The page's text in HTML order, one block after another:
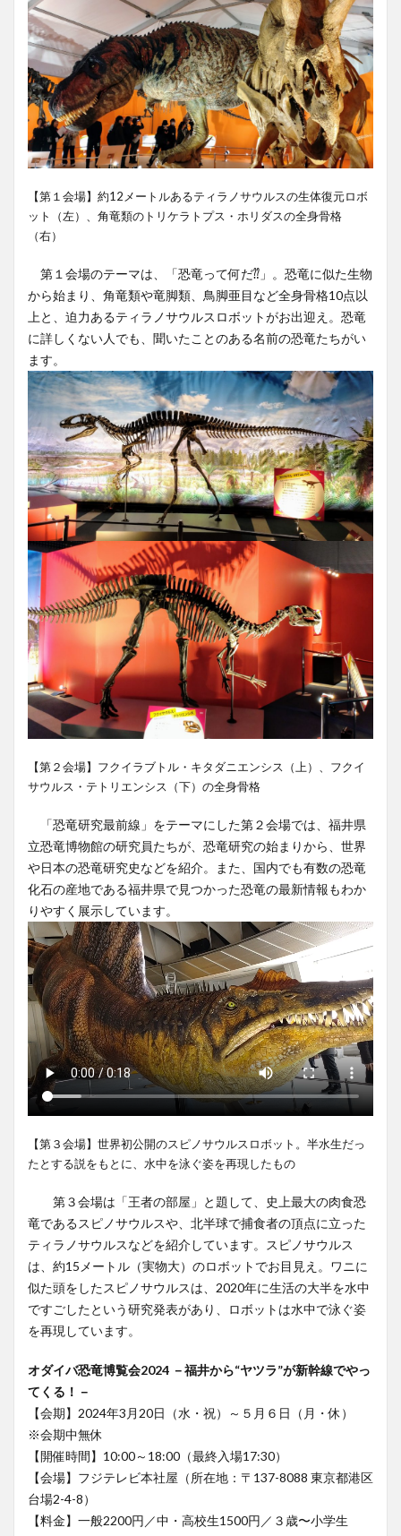
【第１会場】約12メートルあるティラノサウルスの生体復元ロボ
ット（左）、角竜類のトリケラトプス・ホリダスの全身骨格
（右）
第１会場のテーマは、「恐竜って何だ⁇」。恐竜に似た生物
から始まり、角竜類や竜脚類、鳥脚亜目など全身骨格10点以
上と、迫力あるティラノサウルスロボットがお出迎え。恐竜
に詳しくない人でも、聞いたことのある名前の恐竜たちがい
ます。
【第２会場】フクイラブトル・キタダニエンシス（上）、フクイ
サウルス・テトリエンシス（下）の全身骨格
「恐竜研究最前線」をテーマにした第２会場では、福井県
立恐竜博物館の研究員たちが、恐竜研究の始まりから、世界
や日本の恐竜研究史などを紹介。また、国内でも有数の恐竜
化石の産地である福井県で見つかった恐竜の最新情報もわか
りやすく展示しています。
【第３会場】世界初公開のスピノサウルスロボット。半水生だっ
たとする説をもとに、水中を泳ぐ姿を再現したもの
第３会場は「王者の部屋」と題して、史上最大の肉食恐
竜であるスピノサウルスや、北半球で捕食者の頂点に立った
ティラノサウルスなどを紹介しています。スピノサウルス
は、約15メートル（実物大）のロボットでお目見え。ワニに
似た頭をしたスピノサウルスは、2020年に生活の大半を水中
ですごしたという研究発表があり、ロボットは水中で泳ぐ姿
を再現しています。
オダイバ恐竜博覧会2024 －福井から“ヤツラ”が新幹線でやっ
てくる！－
【会期】2024年3月20日（水・祝）～５月６日（月・休）
※会期中無休
【開催時間】10:00～18:00（最終入場17:30）
【会場】フジテレビ本社屋（所在地：〒137-8088 東京都港区
台場2-4-8）
【料金】一般2200円／中・高校生1500円／３歳〜小学生